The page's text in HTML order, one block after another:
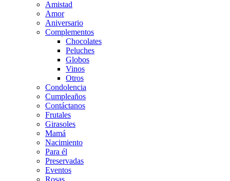
Amistad
Amor
Aniversario
Complementos
Chocolates
Peluches
Globos
Vinos
Otros
Condolencia
Cumpleaños
Contáctanos
Frutales
Girasoles
Mamá
Nacimiento
Para él
Preservadas
Eventos
Rosas